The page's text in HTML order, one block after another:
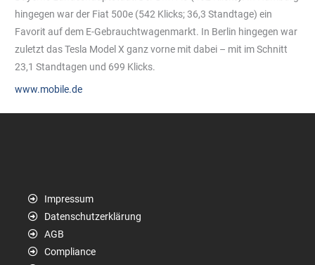
hingegen war der Fiat 500e (542 Klicks; 36,3 Standtage) ein
Favorit auf dem E-Gebrauchtwagenmarkt. In Berlin hingegen war
zuletzt das Tesla Model X ganz vorne mit dabei – mit im Schnitt
23,1 Standtagen und 699 Klicks.
www.mobile.de
Impressum
Datenschutzerklärung
AGB
Compliance